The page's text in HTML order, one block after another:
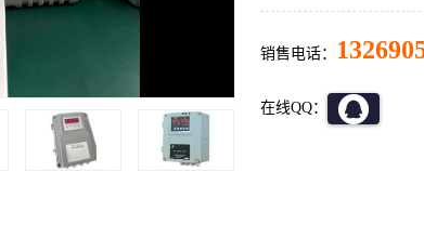
销售电话：
在线QQ：